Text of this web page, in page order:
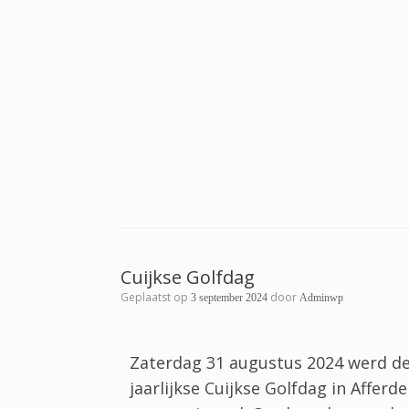
Cuijkse Golfdag
Geplaatst op 3 september 2024 door Adminwp
Zaterdag 31 augustus 2024 werd
jaarlijkse Cuijkse Golfdag in